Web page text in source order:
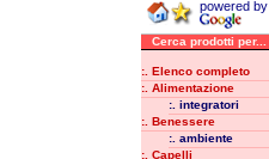
powered by
Cerca prodotti per...
:. Elenco completo
:. Alimentazione
:. integratori
:. Benessere
:. ambiente
:. Capelli